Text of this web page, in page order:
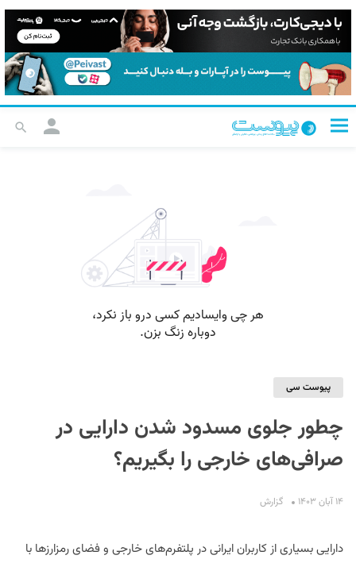
پیوست سی
چطور جلوی مسدود شدن دارایی در
صرافی‌های خارجی را بگیریم؟
۱۴ آبان ۱۴۰۳ گزارش
دارایی بسیاری از کاربران ایرانی در پلتفرم‌های خارجی و فضای رمزارزها با